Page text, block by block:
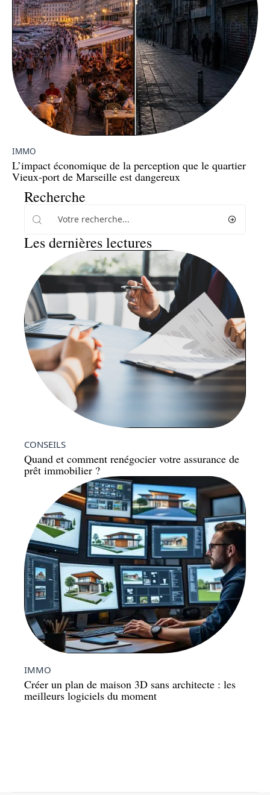
IMMO
L’impact économique de la perception que le quartier
Vieux-port de Marseille est dangereux
Recherche
Les dernières lectures
CONSEILS
Quand et comment renégocier votre assurance de
prêt immobilier ?
IMMO
Créer un plan de maison 3D sans architecte : les
meilleurs logiciels du moment